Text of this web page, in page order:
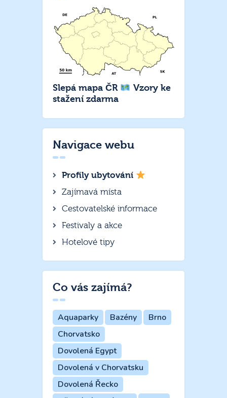
Slepá mapa ČR
Vzory ke
stažení zdarma
Navigace webu
Profily ubytování
Zajímavá místa
Cestovatelské informace
Festivaly a akce
Hotelové tipy
Co vás zajímá?
Aquaparky Bazény
Brno
Chorvatsko
Dovolená Egypt
Dovolená v Chorvatsku
Dovolená Řecko